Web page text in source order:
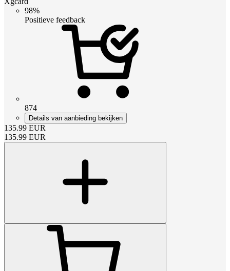
98%
Positieve feedback
874
Details van aanbieding bekijken
135.99 EUR
135.99 EUR